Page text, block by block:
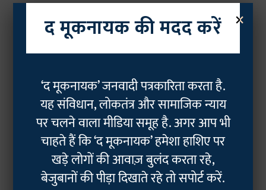
×
द मूकनायक की मदद करें
‘द मूकनायक’ जनवादी पत्रकारिता करता है.
यह संविधान, लोकतंत्र और सामाजिक न्याय
पर चलने वाला मीडिया समूह है. अगर आप भी
चाहते हैं कि ‘द मूकनायक’ हमेशा हाशिए पर
खड़े लोगों की आवाज़ बुलंद करता रहे,
बेजुबानों की पीड़ा दिखाते रहे तो सपोर्ट करें.